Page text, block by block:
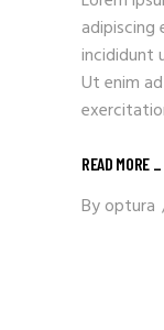
incididunt
Ut enim
READ MORE _
Byoptura